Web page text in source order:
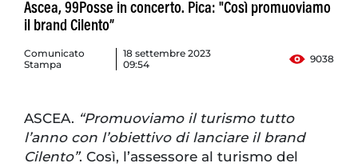
Ascea, 99Posse in concerto. Pica: "Così promuoviamo
il brand Cilento”
Comunicato
Stampa
18 settembre 2023
09:54
9038
ASCEA. “Promuoviamo il turismo tutto
l’anno con l’obiettivo di lanciare il brand
Cilento”. Così, l’assessore al turismo del